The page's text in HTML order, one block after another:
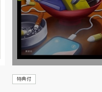
特典付